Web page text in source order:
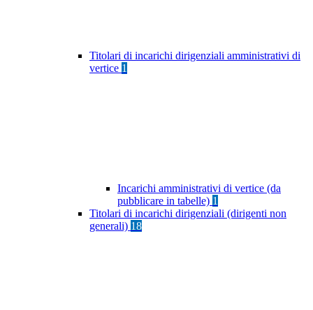
Titolari di incarichi dirigenziali amministrativi di
vertice 1
Incarichi amministrativi di vertice (da
pubblicare in tabelle) 1
Titolari di incarichi dirigenziali (dirigenti non
generali) 18